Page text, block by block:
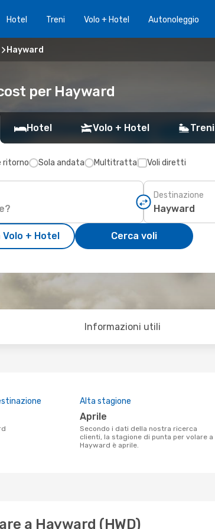
Hotel Treni Volo + Hotel Autonoleggio
Hayward
per Hayward
Hotel Volo + Hotel Treni
ritorno Sola andata Multitratta Voli diretti
Destinazione
Volo + Hotel Cerca voli
Informazioni utili
Alta stagione
aprile
Secondo i dati della nostra ricerca
clienti, la stagione di punta per volare a
Hayward è aprile.
a Hayward (HWD)